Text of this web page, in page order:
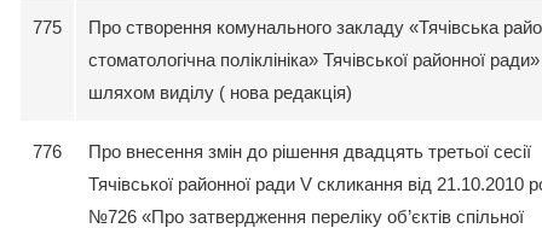
775
Про створення комунального закладу «Тячівська
стоматологічна поліклініка» Тячівської районної ради»
шляхом виділу ( нова редакція)
776
Про внесення змін до рішення двадцять третьої сесії
Тячівської районної ради V скликання від 21.10.2010
№726 «Про затвердження переліку об’єктів спільної